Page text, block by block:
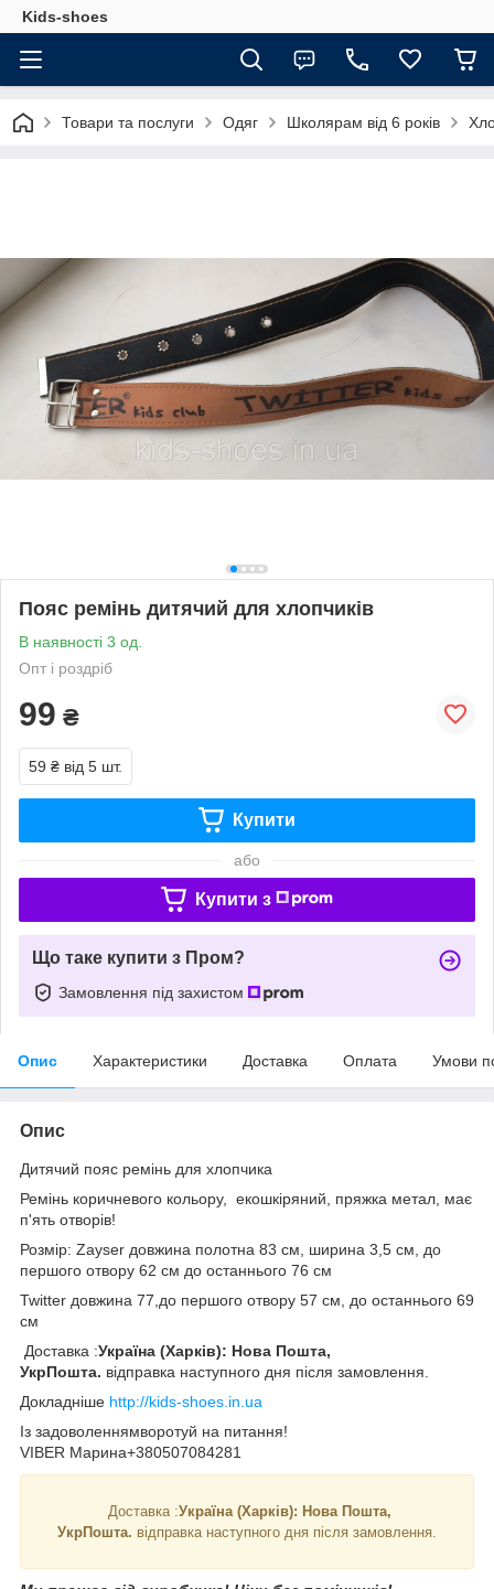
Kids-shoes
Товари та послуги Одяг Школярам від 6 років
Пояс ремінь дитячий для хлопчиків
В наявності 3 од.
Опт і роздріб
99 ₴
59 ₴ від 5 шт.
Купити
або
Купити з
Що таке купити з Пром?
Замовлення під захистом
Опис Характеристики Доставка Оплата Умови
Опис
Дитячий пояс ремінь для хлопчика
Ремінь коричневого кольору, екошкіряний, пряжка метал, має
п'ять отворів!
Розмір: Zayser довжина полотна 83 см, ширина 3,5 см, до
першого отвору 62 см до останнього 76 см
Twitter довжина 77,до першого отвору 57 см, до останнього 69
см
Доставка :Україна (Харків): Нова Пошта,
УкрПошта. відправка наступного дня після замовлення.
Докладніше http://kids-shoes.in.ua
Із задоволеннямворотуй на питання!
VIBER Марина+380507084281
Доставка :Україна (Харків): Нова Пошта,
УкрПошта. відправка наступного дня після замовлення.